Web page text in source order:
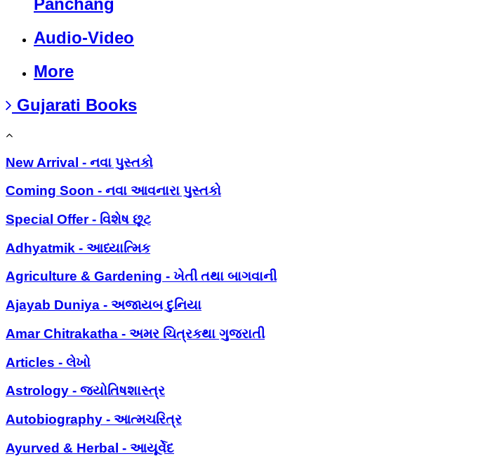
Panchang
Audio-Video
More
Gujarati Books
New Arrival - નવા પુસ્તકો
Coming Soon - નવા આવનારા પુસ્તકો
Special Offer - વિશેષ છૂટ
Adhyatmik - આધ્યાત્મિક
Agriculture & Gardening - ખેતી તથા બાગવાની
Ajayab Duniya - અજાયબ દુનિયા
Amar Chitrakatha - અમર ચિત્રકથા ગુજરાતી
Articles - લેખો
Astrology - જ્યોતિષશાસ્ત્ર
Autobiography - આત્મચરિત્ર
Ayurved & Herbal - આયૂર્વેદ